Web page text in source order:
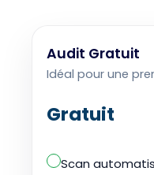
Audit Gratuit
Idéal pour une
Gratuit
Scan